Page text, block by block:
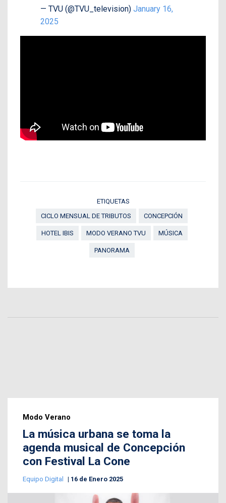
— TVU (@TVU_television) January 16,
2025
ETIQUETAS
CICLO MENSUAL DE TRIBUTOS
CONCEPCIÓN
HOTEL IBIS MODO VERANO TVU MÚSICA
PANORAMA
Modo Verano
La música urbana se toma la
agenda musical de Concepción
con Festival La Cone
Equipo Digital 16 de Enero 2025